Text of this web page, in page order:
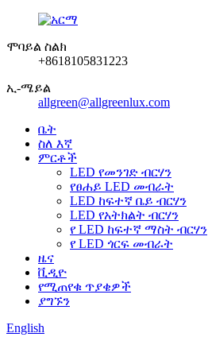
ሞባይል ስልክ
+8618105831223
ኢ-ሜይል
allgreen@allgreenlux.com
ቤት
ስለ እኛ
ምርቶች
LED የመንገድ ብርሃን
የፀሐይ LED መብራት
LED ከፍተኛ ቤይ ብርሃን
LED የአትክልት ብርሃን
የ LED ከፍተኛ ማስት ብርሃን
የ LED ጎርፍ መብራት
ዜና
ቪዲዮ
የሚጠየቁ ጥያቄዎች
ያግኙን
English